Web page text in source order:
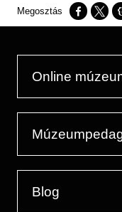
Opens in a
Online
Blog